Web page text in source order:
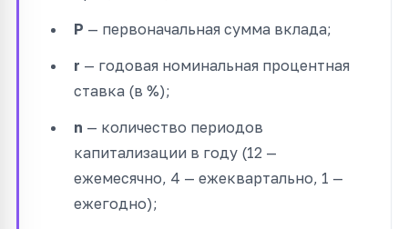
P — первоначальная сумма вклада;
r — годовая номинальная процентная
ставка (в %);
n — количество периодов
капитализации в году (12 —
ежемесячно, 4 — ежеквартально, 1 —
ежегодно);